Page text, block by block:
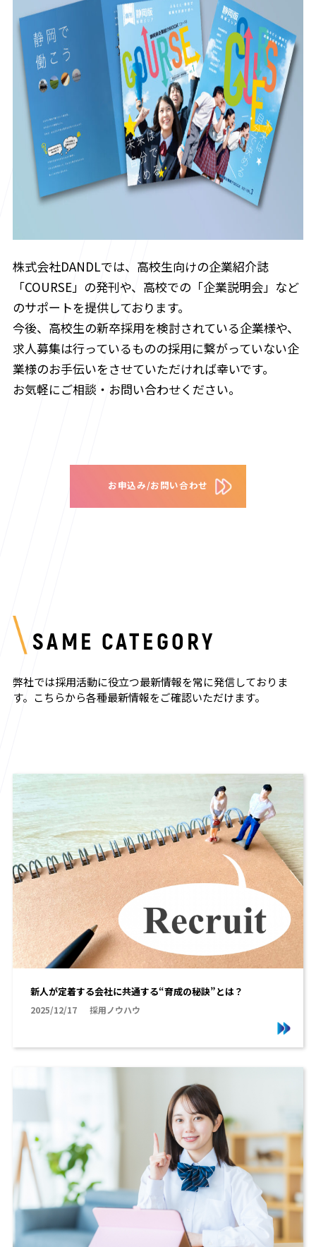
株式会社DANDLでは、高校生向けの企業紹介誌
「COURSE」の発刊や、高校での「企業説明会」など
のサポートを提供しております。
今後、高校生の新卒採用を検討されている企業様や、
求人募集は行っているものの採用に繋がっていない企
業様のお手伝いをさせていただければ幸いです。
お気軽にご相談・お問い合わせください。
お申込み/お問い合わせ
SAME CATEGORY
弊社では採用活動に役立つ最新情報を常に発信しておりま
す。 こちらから各種最新情報をご確認いただけます。
新人が定着する会社に共通する“育成の秘訣”とは？
2025/12/17 採用ノウハウ